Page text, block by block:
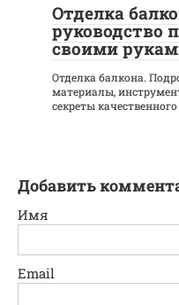
Отделка
руководство
своими
Отделка балкона.
материалы,
секреты
Добавить
Имя
Email